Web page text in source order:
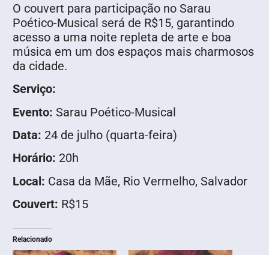
O couvert para participação no Sarau
Poético-Musical será de R$15, garantindo
acesso a uma noite repleta de arte e boa
música em um dos espaços mais charmosos
da cidade.
Serviço:
Evento: Sarau Poético-Musical
Data: 24 de julho (quarta-feira)
Horário: 20h
Local: Casa da Mãe, Rio Vermelho, Salvador
Couvert: R$15
Relacionado